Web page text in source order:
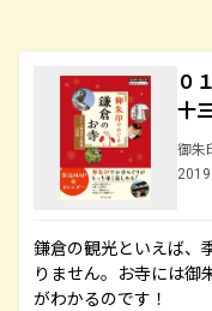
０
十
御朱
鎌倉の観光といえば、
りません。お寺には御
がわかるのです！